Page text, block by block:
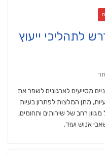
לתהליכי ייעוץ
מסייעים לארגונים לשפר את
מתן המלצות לפתרון בעיות
מגוון רחב של שירותים ותחומים,
אנוש ועוד.